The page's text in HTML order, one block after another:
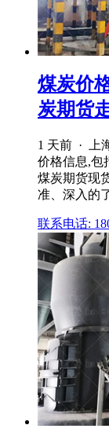
煤炭价
炭期货
1 天前 · 上
价格信息,包
煤炭期货现
准、深入的
联系电话: